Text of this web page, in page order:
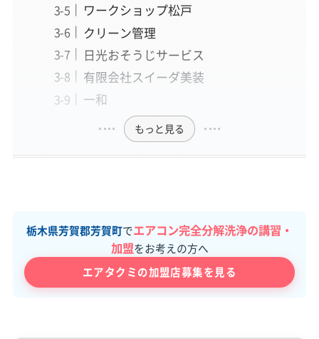
ワークショップ松戸
クリーン管理
日光おそうじサービス
有限会社スイーダ美装
一和
もっと見る
栃木県芳賀郡芳賀町でエアコン完全分解洗浄の講習・
加盟をお考えの方へ
エアタクミの加盟店募集を見る